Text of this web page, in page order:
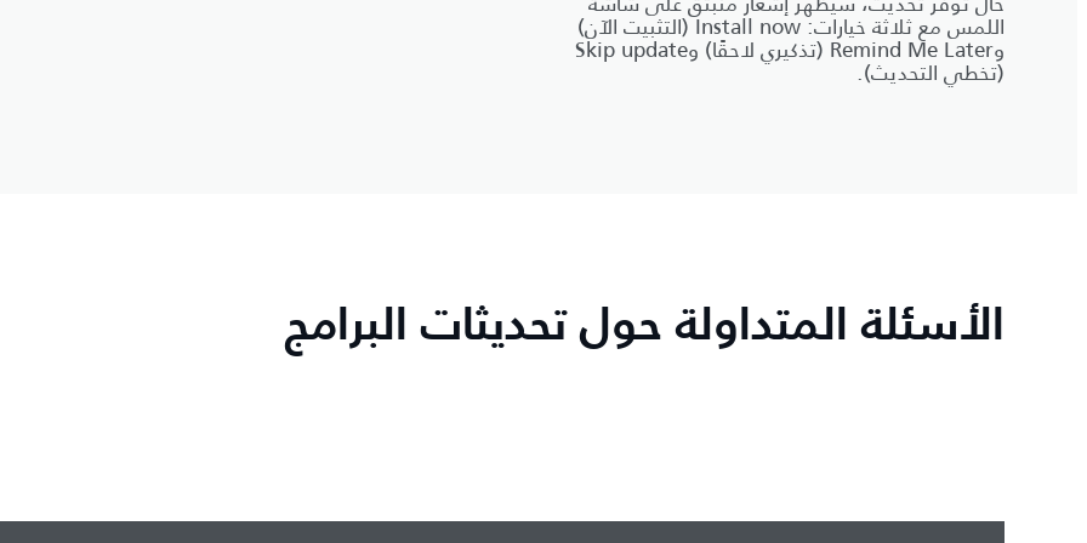
اللمس مع ثلاثة خيارات: Install now (التثبيت الآن)
وRemind Me Later (تذكيري لاحقًا) وSkip update
(تخطي التحديث).
الأسئلة المتداولة حول تحديثات البرامج